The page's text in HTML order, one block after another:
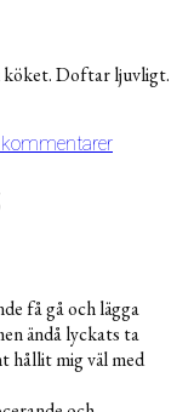
Doftar ljuvligt.
få gå och lägga
ändå lyckats ta
hållit mig väl med